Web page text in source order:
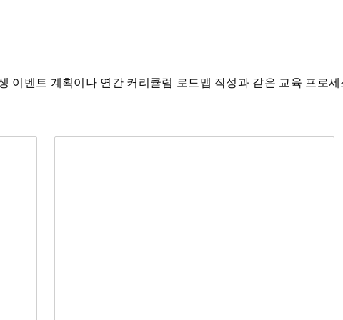
이벤트 계획이나 연간 커리큘럼 로드맵 작성과 같은 교육 프로